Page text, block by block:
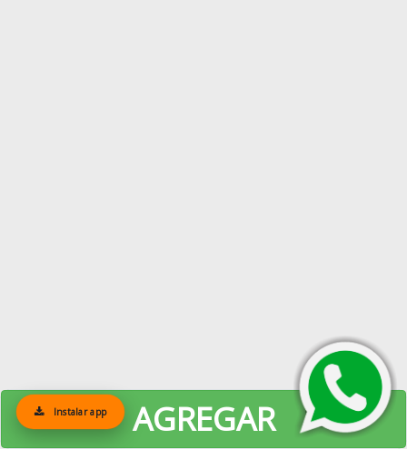
Instalar app AGREGAR